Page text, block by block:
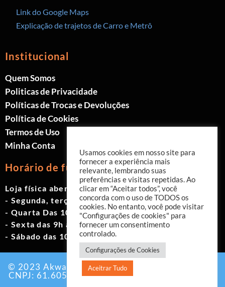
Link do Google Maps
Explicação de trajetos de Carro e Metrô
Institucional
Quem Somos
Politicas de Privacidade
Políticas de Trocas e Devoluções
Política de Cookies
Termos de Uso
Minha Conta
Horário de funcionamento
Loja física aberta de Segunda à Sábado.
- Segunda, terça e quinta das 9h às 19h
- Quarta Das 10h às 18h
- Sexta das 9h às 18h
- Sábado das 10h às 17h
© 2023 Akwavita - Todos os direitos reservados.
CNPJ: 61.605.465/0001-60 Criado por:
Usamos cookies em nosso site para
fornecer a experiência mais
relevante, lembrando suas
preferências e visitas repetidas. Ao
clicar em “Aceitar todos”, você
concorda com o uso de TODOS os
cookies. No entanto, você pode visitar
"Configurações de cookies" para
fornecer um consentimento
controlado.
Configurações de Cookies
Aceitrar Tudo